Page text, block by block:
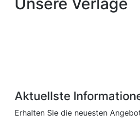
Aktuellste
Erhalten Sie die neuesten